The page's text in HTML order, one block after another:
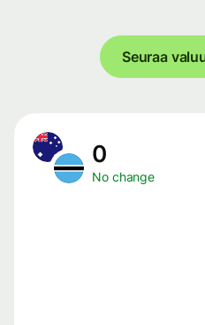
Seuraa
0
No change